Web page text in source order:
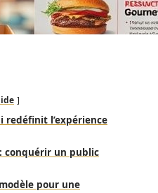
redéfinit l’expérience
conquérir un public
pour une